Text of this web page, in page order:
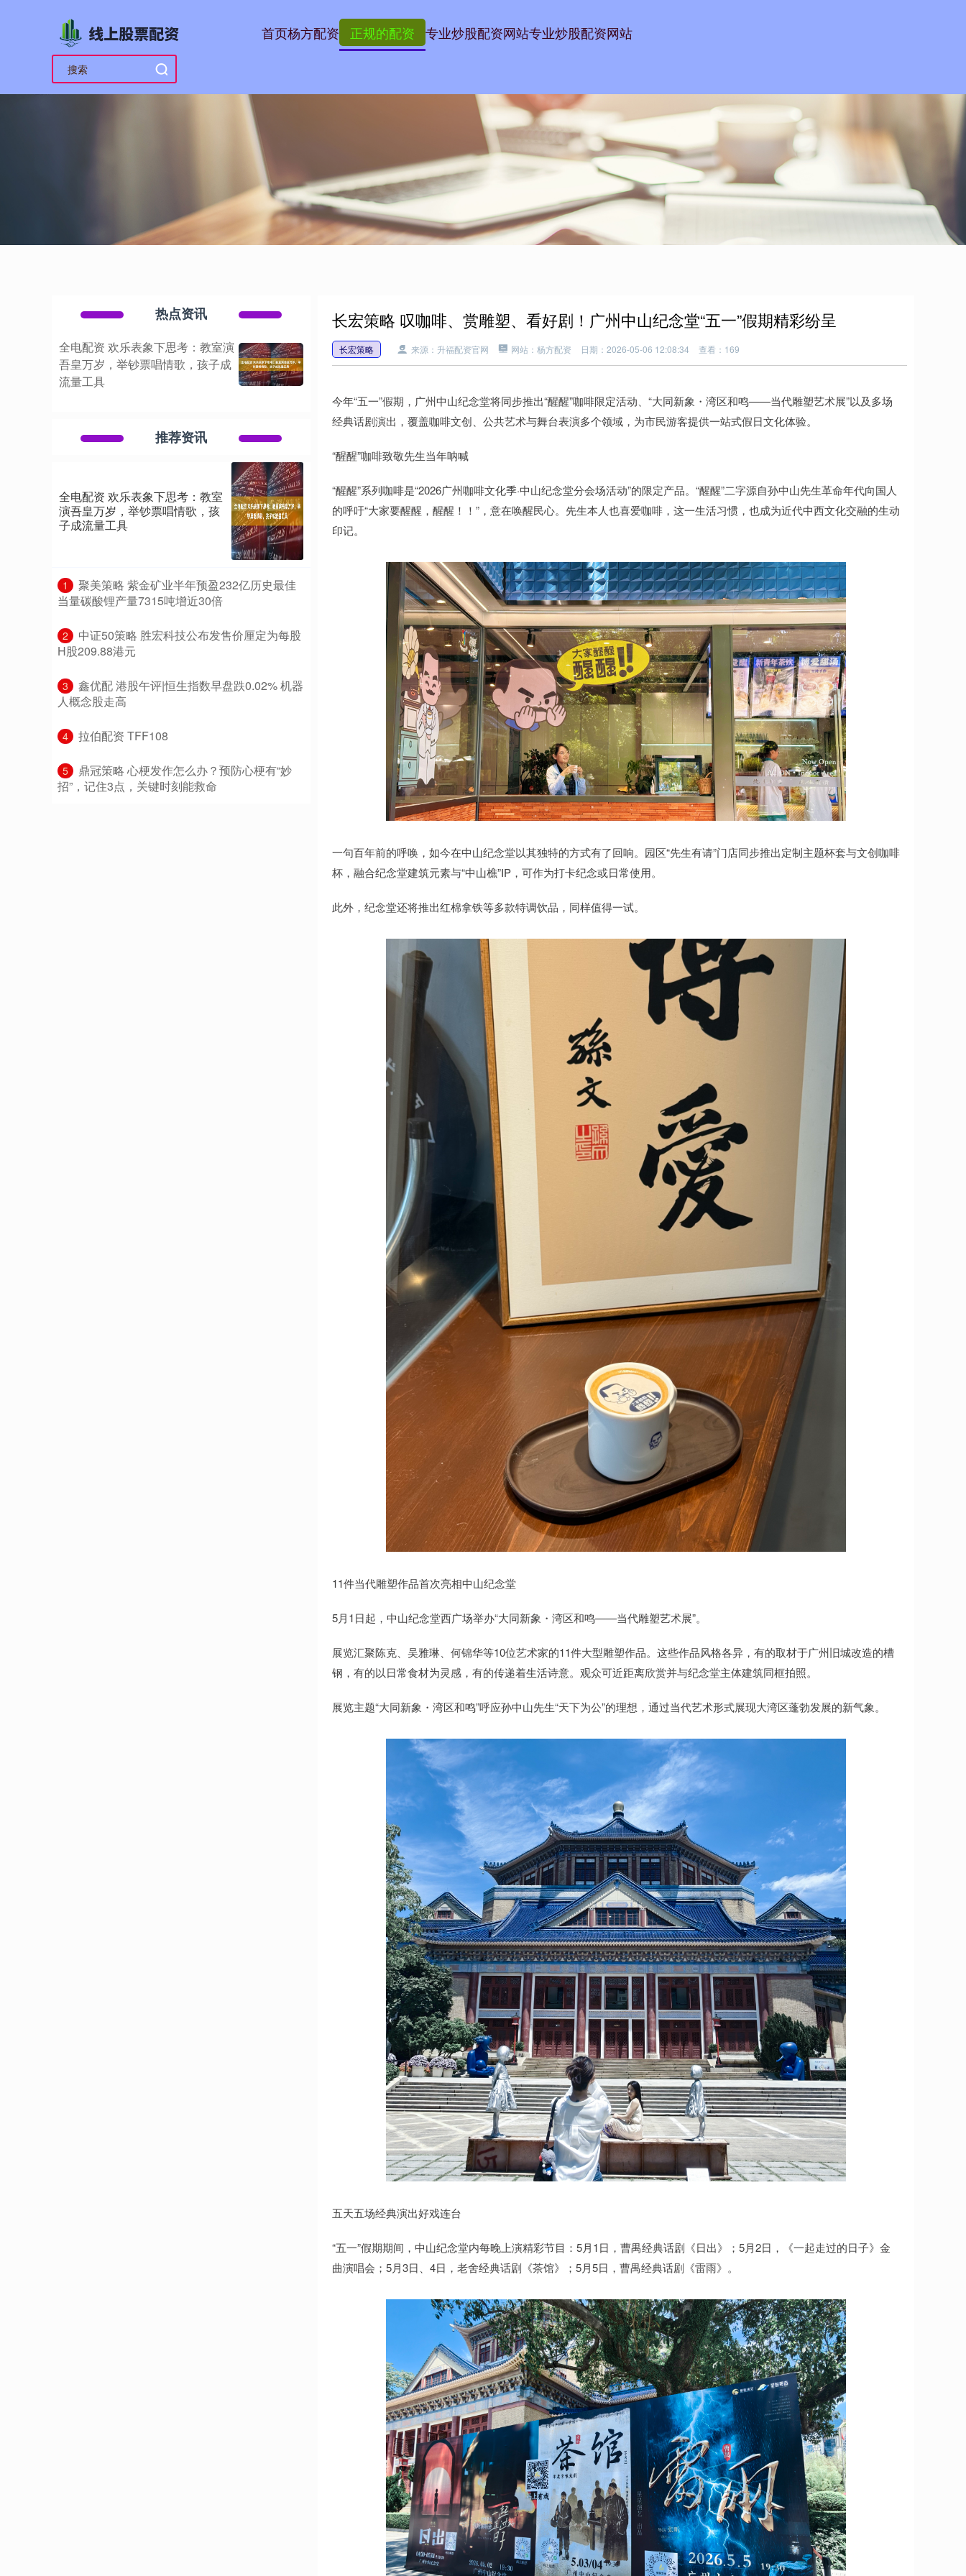
首页杨方配资 正规的配资 专业炒股配资网站专业炒股配资网站
长宏策略 叹咖啡、赏雕塑、看好剧！广州中山纪念堂“五一”假期精彩纷呈
长宏策略 来源：升福配资官网 网站：杨方配资 日期：2026-05-06 12:08:34 查看：169
今年“五一”假期，广州中山纪念堂将同步推出“醒醒”咖啡限定活动、“大同新象・湾区和鸣——当代雕塑艺术展”以及多场
经典话剧演出，覆盖咖啡文创、公共艺术与舞台表演多个领域，为市民游客提供一站式假日文化体验。
“醒醒”咖啡致敬先生当年呐喊
“醒醒”系列咖啡是“2026广州咖啡文化季·中山纪念堂分会场活动”的限定产品。“醒醒”二字源自孙中山先生革命年代向国人
的呼吁“大家要醒醒，醒醒！！”，意在唤醒民心。先生本人也喜爱咖啡，这一生活习惯，也成为近代中西文化交融的生动
印记。
一句百年前的呼唤，如今在中山纪念堂以其独特的方式有了回响。园区“先生有请”门店同步推出定制主题杯套与文创咖啡
杯，融合纪念堂建筑元素与“中山樵”IP，可作为打卡纪念或日常使用。
此外，纪念堂还将推出红棉拿铁等多款特调饮品，同样值得一试。
11件当代雕塑作品首次亮相中山纪念堂
5月1日起，中山纪念堂西广场举办“大同新象・湾区和鸣——当代雕塑艺术展”。
展览汇聚陈克、吴雅琳、何锦华等10位艺术家的11件大型雕塑作品。这些作品风格各异，有的取材于广州旧城改造的槽
钢，有的以日常食材为灵感，有的传递着生活诗意。观众可近距离欣赏并与纪念堂主体建筑同框拍照。
展览主题“大同新象・湾区和鸣”呼应孙中山先生“天下为公”的理想，通过当代艺术形式展现大湾区蓬勃发展的新气象。
五天五场经典演出好戏连台
“五一”假期期间，中山纪念堂内每晚上演精彩节目：5月1日，曹禺经典话剧《日出》；5月2日，《一起走过的日子》金
曲演唱会；5月3日、4日，老舍经典话剧《茶馆》；5月5日，曹禺经典话剧《雷雨》。
热点资讯
全电配资 欢乐表象下思考：教室演
吾皇万岁，举钞票唱情歌，孩子成
流量工具
推荐资讯
全电配资 欢乐表象下思考：教室
演吾皇万岁，举钞票唱情歌，孩
子成流量工具
1
​聚美策略 紫金矿业半年预盈232亿历史最佳
当量碳酸锂产量7315吨增近30倍
2
​中证50策略 胜宏科技公布发售价厘定为每股
H股209.88港元
3
​鑫优配 港股午评|恒生指数早盘跌0.02% 机器
人概念股走高
4 ​拉伯配资 TFF108
5
​鼎冠策略 心梗发作怎么办？预防心梗有“妙
招”，记住3点，关键时刻能救命